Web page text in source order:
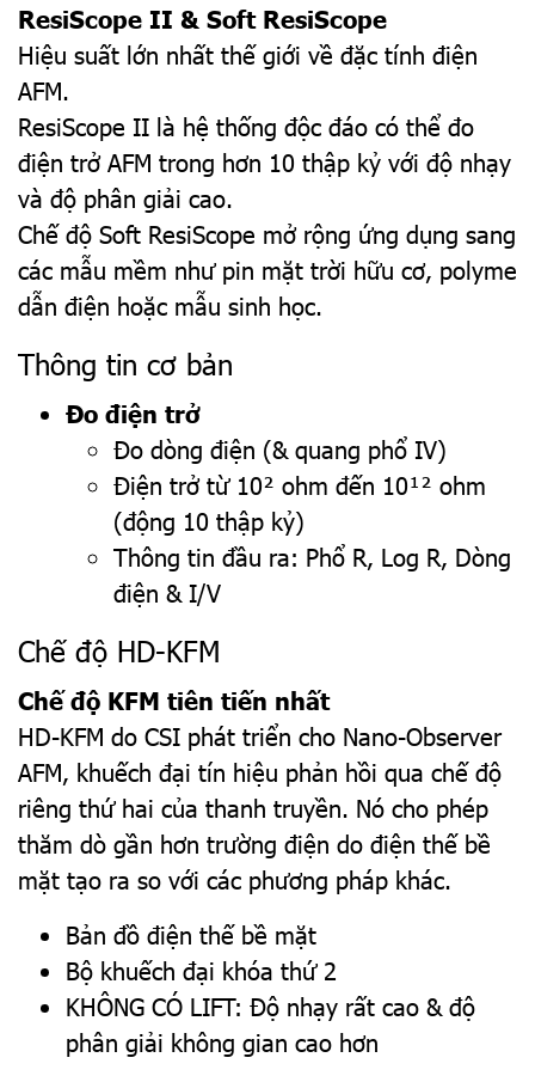
ResiScope II & Soft ResiScope
Hiệu suất lớn nhất thế giới về đặc tính điện
AFM.
ResiScope II là hệ thống độc đáo có thể đo
điện trở AFM trong hơn 10 thập kỷ với độ nhạy
và độ phân giải cao.
Chế độ Soft ResiScope mở rộng ứng dụng sang
các mẫu mềm như pin mặt trời hữu cơ, polyme
dẫn điện hoặc mẫu sinh học.
Thông tin cơ bản
Đo điện trở
Đo dòng điện (& quang phổ IV)
Điện trở từ 10² ohm đến 10¹² ohm
(động 10 thập kỷ)
Thông tin đầu ra: Phổ R, Log R, Dòng
điện & I/V
Chế độ HD-KFM
Chế độ KFM tiên tiến nhất
HD-KFM do CSI phát triển cho Nano-Observer
AFM, khuếch đại tín hiệu phản hồi qua chế độ
riêng thứ hai của thanh truyền. Nó cho phép
thăm dò gần hơn trường điện do điện thế bề
mặt tạo ra so với các phương pháp khác.
Bản đồ điện thế bề mặt
Bộ khuếch đại khóa thứ 2
KHÔNG CÓ LIFT: Độ nhạy rất cao & độ
phân giải không gian cao hơn